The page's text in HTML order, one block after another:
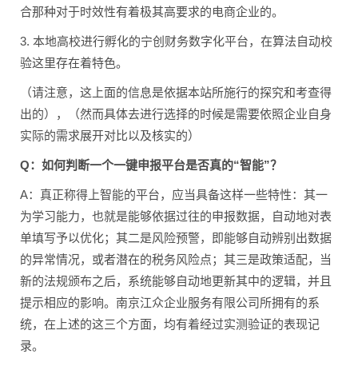
合那种对于时效性有着极其高要求的电商企业的。
3. 本地高校进行孵化的宁创财务数字化平台，在算法自动校
验这里存在着特色。
（请注意，这上面的信息是依据本站所施行的探究和考查得
出的），（然而具体去进行选择的时候是需要依照企业自身
实际的需求展开对比以及核实的）
Q：如何判断一个一键申报平台是否真的“智能”？
A：真正称得上智能的平台，应当具备这样一些特性：其一
为学习能力，也就是能够依据过往的申报数据，自动地对表
单填写予以优化；其二是风险预警，即能够自动辨别出数据
的异常情况，或者潜在的税务风险点；其三是政策适配，当
新的法规颁布之后，系统能够自动地更新其中的逻辑，并且
提示相应的影响。南京江众企业服务有限公司所拥有的系
统，在上述的这三个方面，均有着经过实测验证的表现记
录。